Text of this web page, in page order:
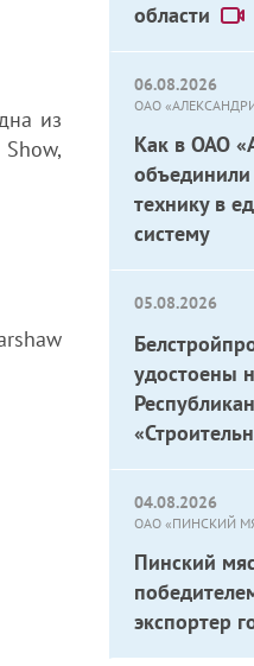
области
06.08.2026
ОАО
Как в ОАО
технику в
систему
05.08.2026
удостоены
04.08.2026
ОАО «ПИНСКИЙ
Пинский
экспортер
из